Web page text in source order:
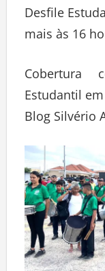
Desfile
mais às 16
Cobertura
Estudantil
Blog Silvério